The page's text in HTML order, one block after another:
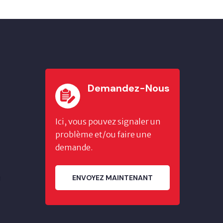
Demandez-Nous
Ici, vous pouvez signaler un
problème et/ou faire une
demande.
ENVOYEZ MAINTENANT